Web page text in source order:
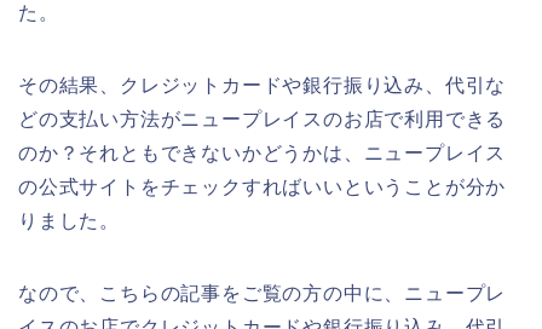
た。
その結果、クレジットカードや銀行振り込み、代引な
どの支払い方法がニュープレイスのお店で利用できる
のか？それともできないかどうかは、ニュープレイス
の公式サイトをチェックすればいいということが分か
りました。
なので、こちらの記事をご覧の方の中に、ニュープレ